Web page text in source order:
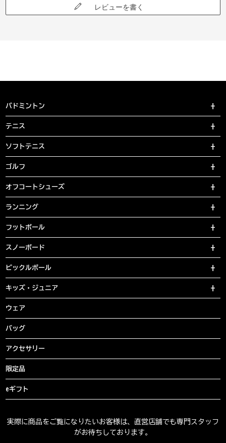
レビューを書く
バドミントン
テニス
ソフトテニス
ゴルフ
オフコートシューズ
ランニング
フットボール
スノーボード
ピックルボール
キッズ・ジュニア
ウェア
バッグ
アクセサリー
限定品
eギフト
実際に商品をご覧になりたいお客様は、直営店舗でも専門スタッフ
がお待ちしております。